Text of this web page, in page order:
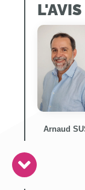
Arnaud